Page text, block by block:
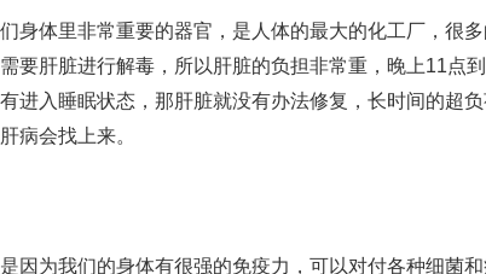
身体里非常重要的器官，是人体的最大的化工厂，很
要肝脏进行解毒，所以肝脏的负担非常重，晚上11点
进入睡眠状态，那肝脏就没有办法修复，长时间的超
病会找上来。
因为我们的身体有很强的免疫力，可以对付各种细菌